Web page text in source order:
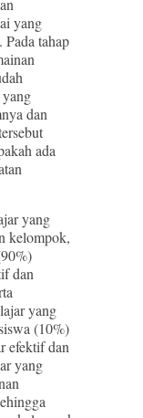
yang
tahap
dan
ada
yang
kelompok,
dan
yang
(10%)
efektif dan
yang